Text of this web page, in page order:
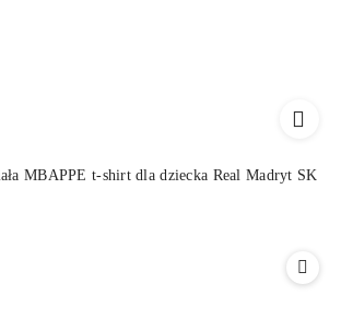
MBAPPE t-shirt dla dziecka Real Madryt SK